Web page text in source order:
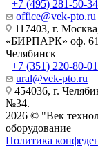
+7 (495) 281-50-34
office@vek-pto.ru
117403, г.
«БИРПАРК» оф.
Челябинск
+7 (351) 220-80-01
ural@vek-pto.ru
454036, г.
№34.
2026 © "Век
оборудование
Политика